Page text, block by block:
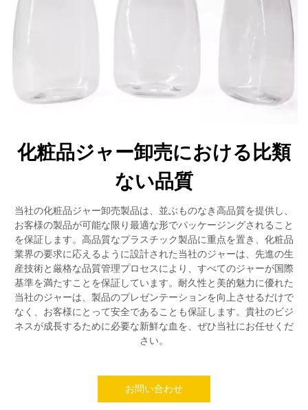
化粧品ジャー卸売における比類
ない品質
当社の化粧品ジャー卸売製品は、並ぶものなき高品質を提供し、
お客様の製品が可能な限り最適な形でパッケージングされること
を保証します。高品質なプラスチック製品に重点を置き、化粧品
業界の要求に応えるように設計された当社のジャーは、先進の生
産技術と厳格な品質管理プロセスにより、すべてのジャーが国際
基準を満たすことを保証しています。耐久性と美的魅力に優れた
当社のジャーは、製品のプレゼンテーションを向上させるだけで
なく、お客様にとって安全であることも保証します。貴社のビジ
ネスが成長するために必要な新鮮な血を、ぜひ当社にお任せくだ
さい。
お問い合わせ